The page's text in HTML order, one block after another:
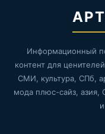
Информационный
контент для
СМИ, культура, СПб,
мода плюс-сайз, азия,